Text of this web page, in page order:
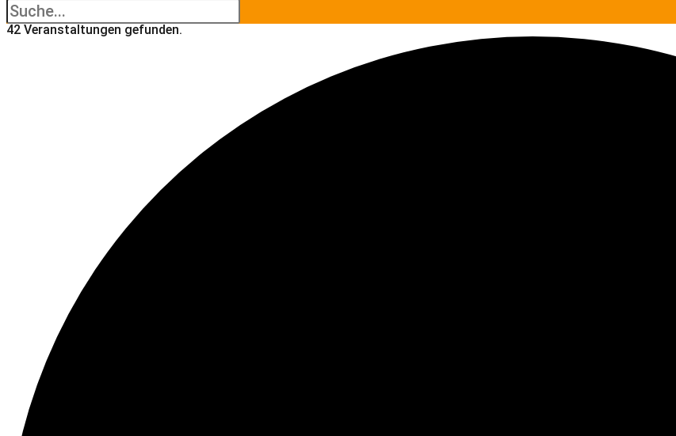
42 Veranstaltungen gefunden.